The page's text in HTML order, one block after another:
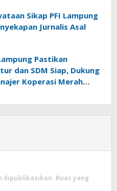
Sikap PFI Lampung
Jurnalis Asal
Pastikan
dan SDM Siap, Dukung
Koperasi Merah
dipublikasikan. Ruas yang